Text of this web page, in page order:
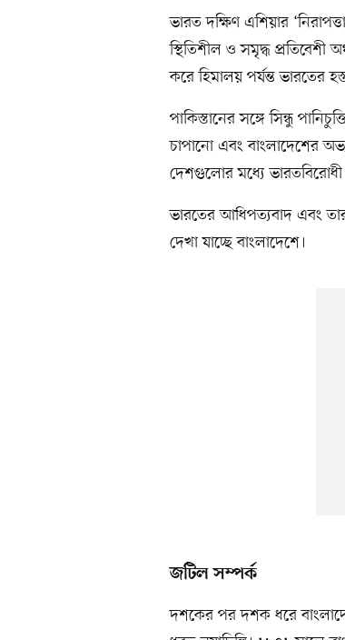
ভারত দক্ষিণ এশিয়ার
স্থিতিশীল ও সমৃদ্ধ প্রতিবেশী
করে হিমালয় পর্যন্ত ভারতের
পাকিস্তানের সঙ্গে সিন্ধু
চাপানো এবং বাংলাদেশের
দেশগুলোর মধ্যে ভারতবিরোধী
ভারতের আধিপত্যবাদ এবং তার
দেখা যাচ্ছে বাংলাদেশে।
জটিল সম্পর্ক
দশকের পর দশক ধরে